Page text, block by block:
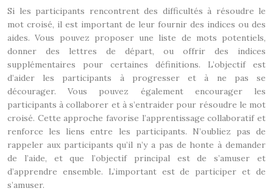
Si les participants rencontrent des difficultés à résoudre le
mot croisé, il est important de leur fournir des indices ou des
aides. Vous pouvez proposer une liste de mots potentiels,
donner des lettres de départ, ou offrir des indices
supplémentaires pour certaines définitions. L’objectif est
d’aider les participants à progresser et à ne pas se
décourager. Vous pouvez également encourager les
participants à collaborer et à s’entraider pour résoudre le mot
croisé. Cette approche favorise l’apprentissage collaboratif et
renforce les liens entre les participants. N’oubliez pas de
rappeler aux participants qu’il n’y a pas de honte à demander
de l’aide, et que l’objectif principal est de s’amuser et
d’apprendre ensemble. L’important est de participer et de
s’amuser.